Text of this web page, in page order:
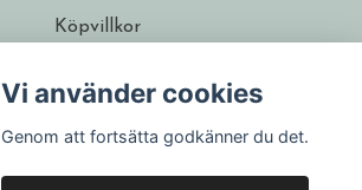
Köpvillkor
Återförsäljare
Presentkort
Vi använder cookies
Genom att fortsätta godkänner du det.